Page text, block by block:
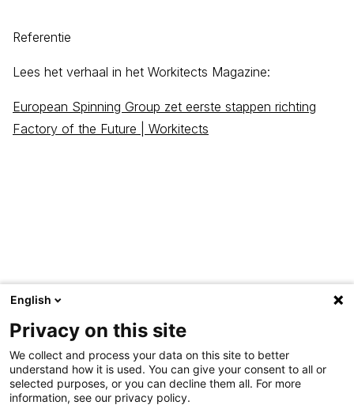
Referentie
Lees het verhaal in het Workitects Magazine:
European Spinning Group zet eerste stappen richting
Factory of the Future | Workitects
English
Privacy on this site
We collect and process your data on this site to better
understand how it is used. You can give your consent to all or
selected purposes, or you can decline them all. For more
information, see our privacy policy.